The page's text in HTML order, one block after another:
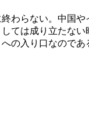
らない。中国
ては成り立たない
の入り口なのであ